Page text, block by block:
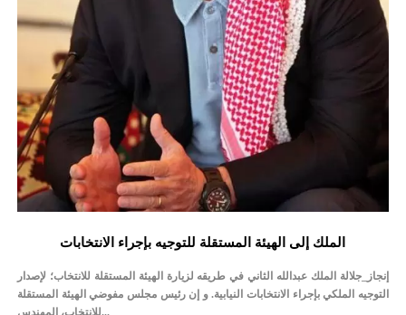
الملك إلى الهيئة المستقلة للتوجيه بإجراء الانتخابات
إنجاز_جلالة الملك عبدالله الثاني في طريقه لزيارة الهيئة المستقلة للانتخاب؛ لإصدار
التوجيه الملكي بإجراء الانتخابات النيابية. و إن رئيس مجلس مفوضي الهيئة المستقلة
للانتخاب، المهندس...